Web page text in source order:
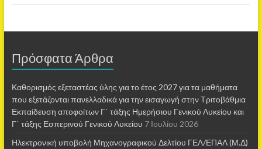
Πρόσφατα Άρθρα
Καθορισμός εξεταστέας ύλης για το έτος 2027 για τα μαθήματα
που εξετάζονται πανελλαδικά για την εισαγωγή στην Τριτοβάθμια
Εκπαίδευση αποφοίτων Γ΄ τάξης Ημερήσιου Γενικού Λυκείου και
Γ΄ τάξης Εσπερινού Γενικού Λυκείου 7 Ιουλίου 2026
Ηλεκτρονική υποβολή Μηχανογραφικού Δελτίου ΓΕΛ/ΕΠΑΛ (Μ.Δ)